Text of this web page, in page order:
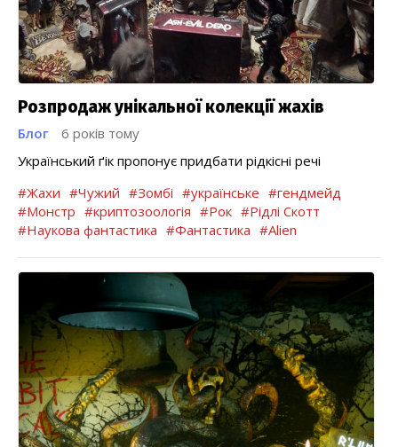
Розпродаж унікальної колекції жахів
Блог
6 років тому
Український ґік пропонує придбати рідкісні речі
#Жахи #Чужий #Зомбі #українське #гендмейд
#Монстр #криптозоологія #Рок #Рідлі Скотт
#Наукова фантастика #Фантастика #Alien